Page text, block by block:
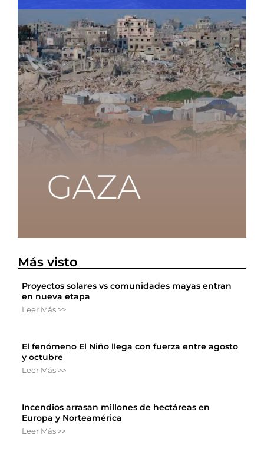
Más visto
Proyectos solares vs comunidades mayas entran
en nueva etapa
Leer Más >>
El fenómeno El Niño llega con fuerza entre agosto
y octubre
Leer Más >>
Incendios arrasan millones de hectáreas en
Europa y Norteamérica
Leer Más >>